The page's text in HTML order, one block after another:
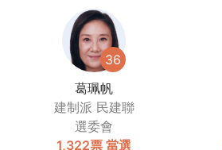
36
葛珮帆
建制派 民建聯
選委會
1,322票 當選